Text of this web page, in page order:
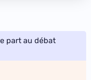
part au débat